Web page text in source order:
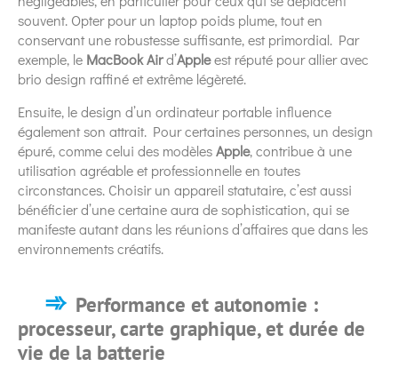
souvent. Opter pour un laptop poids plume, tout en
conservant une robustesse suffisante, est primordial. Par
exemple, le MacBook Aird’Appleest réputé pour allier avec
brio design raffiné et extrême légèreté.
Ensuite, le design d’un ordinateur portable influence
également son attrait. Pour certaines personnes, un design
épuré, comme celui des modèlesApple, contribue à une
utilisation agréable et professionnelle en toutes
circonstances. Choisir un appareil statutaire, c’est aussi
bénéficier d’une certaine aura de sophistication, qui se
manifeste autant dans les réunions d’affaires que dans les
environnements créatifs.
Performance et autonomie :
processeur, carte graphique, et durée de
vie de la batterie